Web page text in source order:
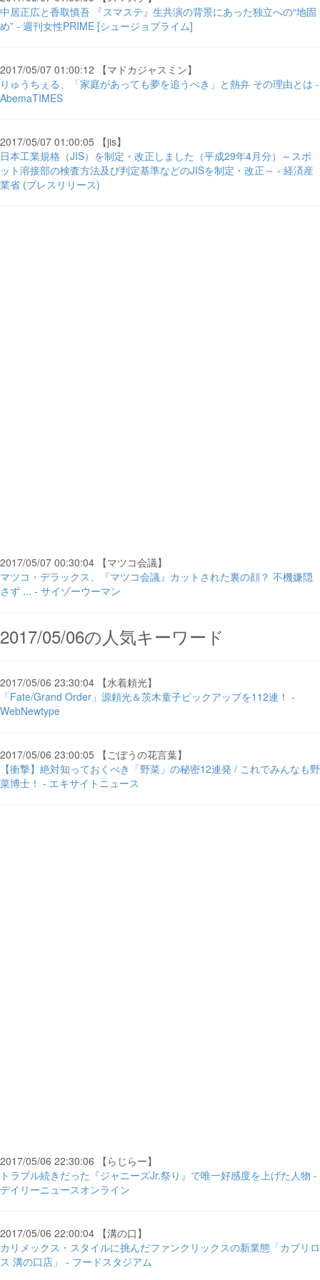
中居正広と香取慎吾 『スマステ』生共演の背景にあった独立への“地固
め” - 週刊女性PRIME [シュージョプライム]
2017/05/07 01:00:12 【マドカジャスミン】
りゅうちぇる、「家庭があっても夢を追うべき」と熱弁 その理由とは -
AbemaTIMES
2017/05/07 01:00:05 【jis】
日本工業規格（JIS）を制定・改正しました（平成29年4月分）～スポ
ット溶接部の検査方法及び判定基準などのJISを制定・改正～ - 経済産
業省 (プレスリリース)
2017/05/07 00:30:04 【マツコ会議】
マツコ・デラックス、『マツコ会議』カットされた裏の顔？ 不機嫌隠
さず ... - サイゾーウーマン
2017/05/06の人気キーワード
2017/05/06 23:30:04 【水着頼光】
「Fate/Grand Order」源頼光＆茨木童子ピックアップを112連！ -
WebNewtype
2017/05/06 23:00:05 【ごぼうの花言葉】
【衝撃】絶対知っておくべき「野菜」の秘密12連発 / これでみんなも野
菜博士！ - エキサイトニュース
2017/05/06 22:30:06 【らじらー】
トラブル続きだった『ジャニーズJr.祭り』で唯一好感度を上げた人物 -
デイリーニュースオンライン
2017/05/06 22:00:04 【溝の口】
カリメックス・スタイルに挑んだファンクリックスの新業態「カブリロ
ス 溝の口店」 - フードスタジアム